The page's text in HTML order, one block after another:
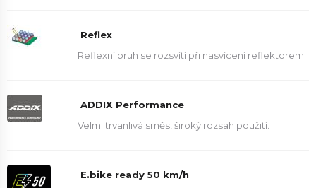
Reflex
Reflexní pruh se rozsvítí při nasvícení reflektorem.
ADDIX Performance
Velmi trvanlivá směs, široký rozsah použití.
E.bike ready 50 km/h